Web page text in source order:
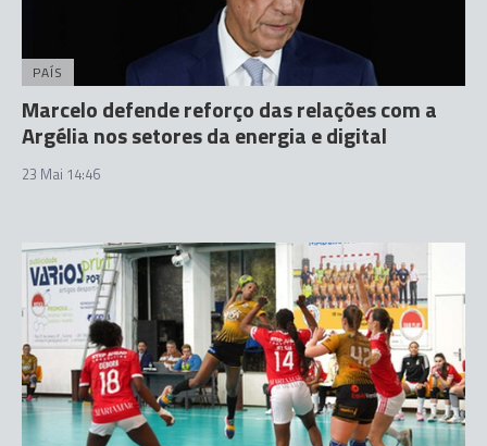
PAÍS
Marcelo defende reforço das relações com a
Argélia nos setores da energia e digital
23 Mai 14:46